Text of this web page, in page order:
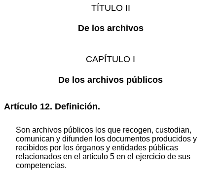
TÍTULO II
De los archivos
CAPÍTULO I
De los archivos públicos
Artículo 12. Definición.
Son archivos públicos los que recogen, custodian,
comunican y difunden los documentos producidos y
recibidos por los órganos y entidades públicas
relacionados en el artículo 5 en el ejercicio de sus
competencias.